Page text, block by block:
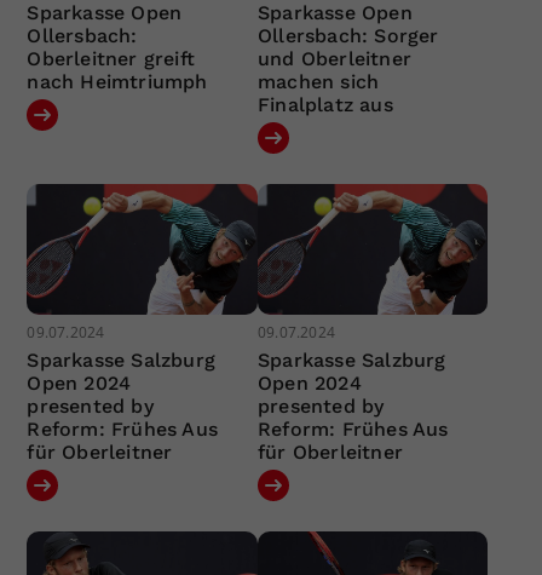
Sparkasse Open
Ollersbach:
Oberleitner greift
nach Heimtriumph
Sparkasse Open
Ollersbach: Sorger
und Oberleitner
machen sich
Finalplatz aus
09.07.2024
Sparkasse Salzburg
Open 2024
presented by
Reform: Frühes Aus
für Oberleitner
09.07.2024
Sparkasse Salzburg
Open 2024
presented by
Reform: Frühes Aus
für Oberleitner